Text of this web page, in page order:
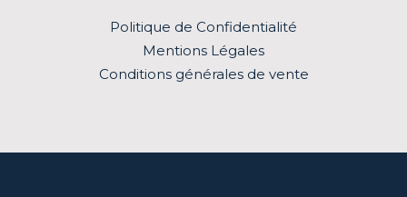
Politique de Confidentialité
Mentions Légales
Conditions générales de vente